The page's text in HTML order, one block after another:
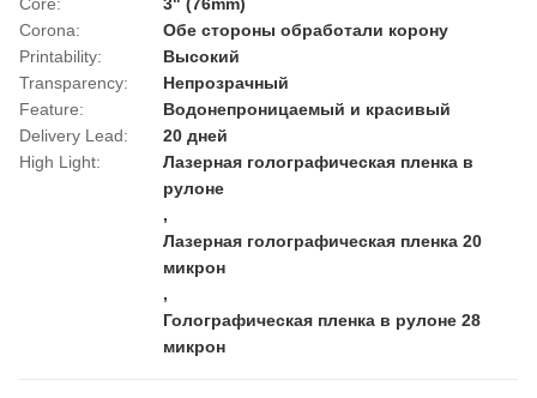
Corona:
Обе стороны обработали корону
Printability:
Высокий
Transparency:
Непрозрачный
Feature:
Водонепроницаемый и красивый
Delivery Lead:
20 дней
High Light:
Лазерная голографическая пленка в
рулоне
,
Лазерная голографическая пленка 20
микрон
,
Голографическая пленка в рулоне 28
микрон